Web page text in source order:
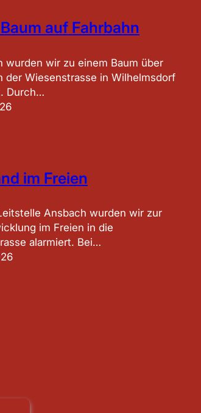
Baum auf Fahrbahn
wurden wir zu einem Baum über
der Wiesenstrasse in Wilhelmsdorf
Durch…
im Freien
Ansbach wurden wir zur
im Freien in die
alarmiert. Bei…